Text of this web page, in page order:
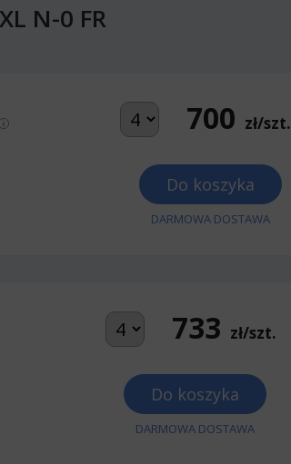
N-0 FR
700 zł/szt.
Do koszyka
DARMOWA DOSTAWA
733 zł/szt.
Do koszyka
DARMOWA DOSTAWA